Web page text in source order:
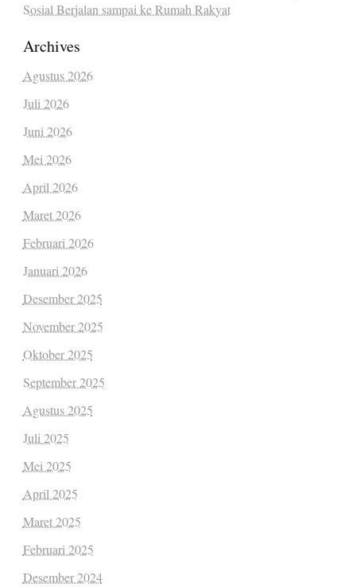
Sosial Berjalan sampai ke Rumah Rakyat
Archives
Agustus 2026
Juli 2026
Juni 2026
Mei 2026
April 2026
Maret 2026
Februari 2026
Januari 2026
Desember 2025
November 2025
Oktober 2025
September 2025
Agustus 2025
Juli 2025
Mei 2025
April 2025
Maret 2025
Februari 2025
Desember 2024